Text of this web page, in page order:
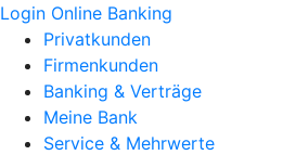
Login Online Banking
Privatkunden
Firmenkunden
Banking & Verträge
Meine Bank
Service & Mehrwerte